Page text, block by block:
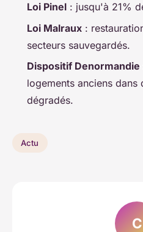
Loi Pinel : jusqu'à 21%
Loi Malraux :
secteurs sauvegardés.
Dispositif Denormandie
logements anciens dans
dégradés.
Actu
C